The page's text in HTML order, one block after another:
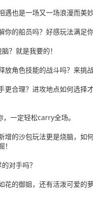
遇也是一场又一场浪漫而美妙
你的船员吗？好感玩法满足你
？就是我要的！
放角色技能的战斗吗？来挑
更合理？进攻地点如何选择
一定轻松carry全场。
增的沙包玩法更是烧脑，如
对手吗？
花的御姐，还有活泼可爱的